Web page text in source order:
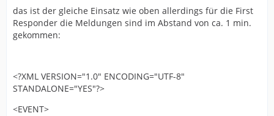
das ist der gleiche Einsatz wie oben allerdings für die First
Responder die Meldungen sind im Abstand von ca. 1 min.
gekommen:
<?XML VERSION="1.0" ENCODING="UTF-8"
STANDALONE="YES"?>
<EVENT>